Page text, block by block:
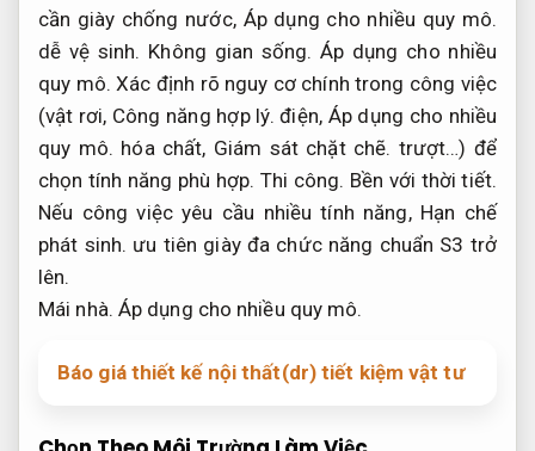
cần giày chống nước, Áp dụng cho nhiều quy mô.
dễ vệ sinh. Không gian sống. Áp dụng cho nhiều
quy mô. Xác định rõ nguy cơ chính trong công việc
(vật rơi, Công năng hợp lý. điện, Áp dụng cho nhiều
quy mô. hóa chất, Giám sát chặt chẽ. trượt…) để
chọn tính năng phù hợp. Thi công. Bền với thời tiết.
Nếu công việc yêu cầu nhiều tính năng, Hạn chế
phát sinh. ưu tiên giày đa chức năng chuẩn S3 trở
lên.
Mái nhà. Áp dụng cho nhiều quy mô.
Báo giá thiết kế nội thất(dr) tiết kiệm vật tư